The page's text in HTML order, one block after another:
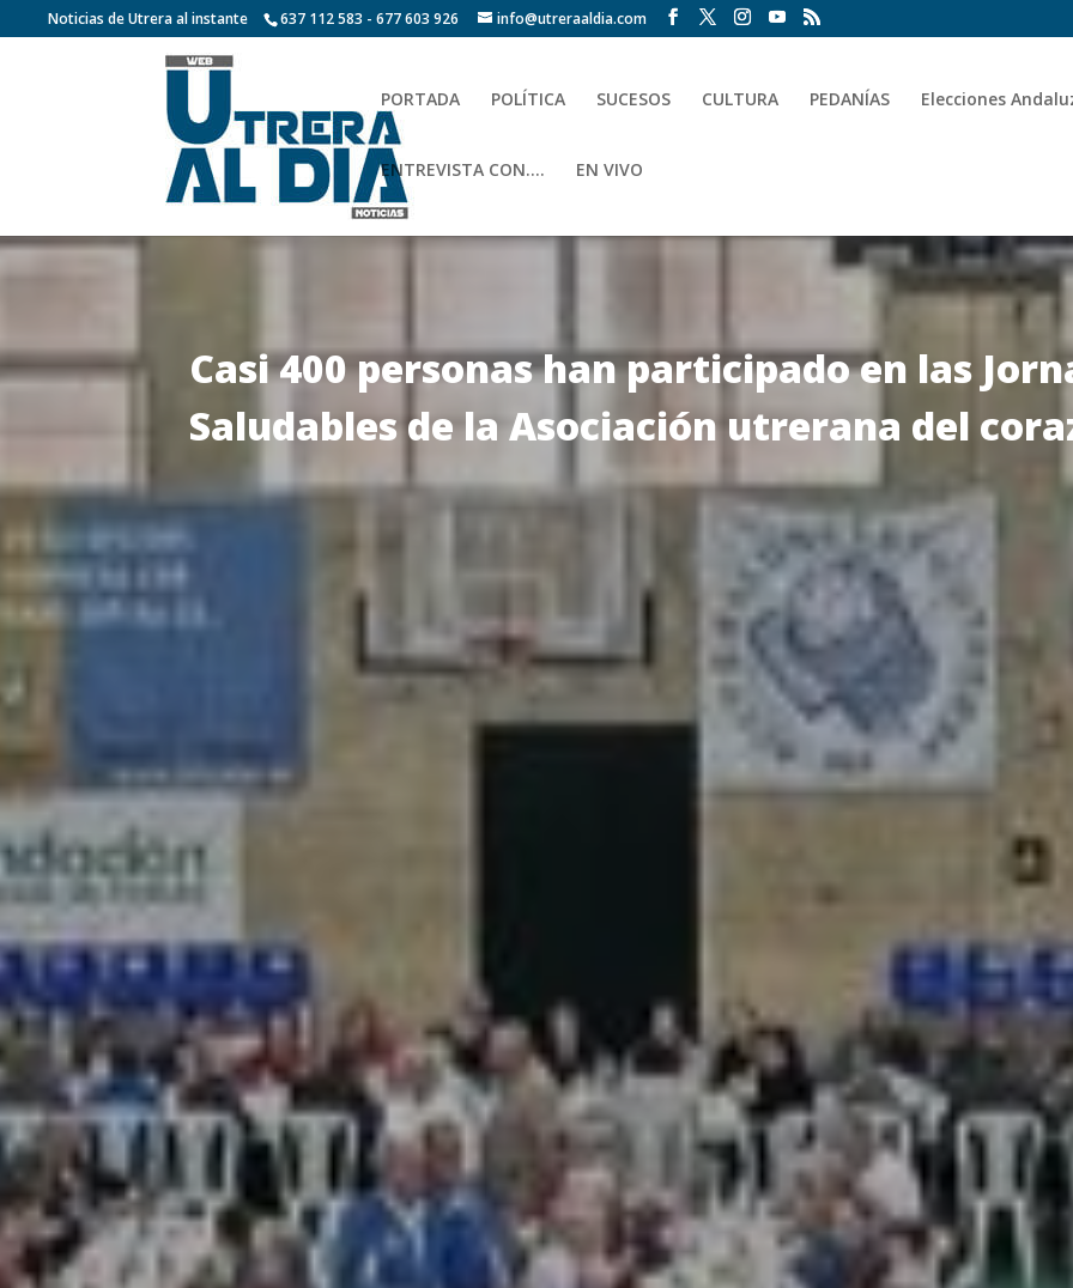
Noticias de Utrera al instante 637 112 583 - 677 603 926 info@utreraaldia.com
PORTADA POLÍTICA SUCESOS CULTURA PEDANÍAS Elecciones
ENTREVISTA CON…. EN VIVO
Casi 400 personas han participado en las
Saludables de la Asociación utrerana del